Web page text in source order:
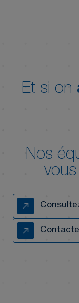
Et si on
Nos
vous